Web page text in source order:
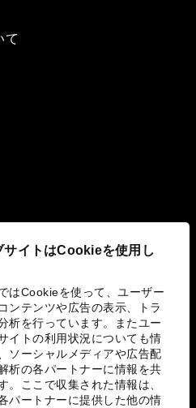
サイトはCookieを使用し
はCookieを使って、ユーザー
ンテンツや広告の表示、トラ
析を行っています。またユー
イトの利用状況についても情
ソーシャルメディアや広告配
析の各パートナーに情報を共
。ここで収集された情報は、
パートナーに提供した他の情
て
み